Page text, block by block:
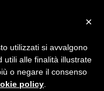
×
utilizzati si avvalgono
utili alle finalità illustrate
o negare il consenso
policy